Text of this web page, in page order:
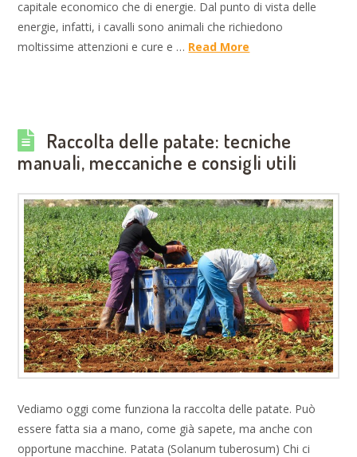
capitale economico che di energie. Dal punto di vista delle
energie, infatti, i cavalli sono animali che richiedono
moltissime attenzioni e cure e … Read More
Raccolta delle patate: tecniche
manuali, meccaniche e consigli utili
Vediamo oggi come funziona la raccolta delle patate. Può
essere fatta sia a mano, come già sapete, ma anche con
opportune macchine. Patata (Solanum tuberosum) Chi ci